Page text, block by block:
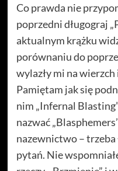
Co prawda nie
poprzedni długograj
aktualnym krążku
porównaniu do
wylazły mi na wierzch
Pamiętam jak się
nim „Infernal
nazwać
nazewnictwo – trzeba
pytań. Nie